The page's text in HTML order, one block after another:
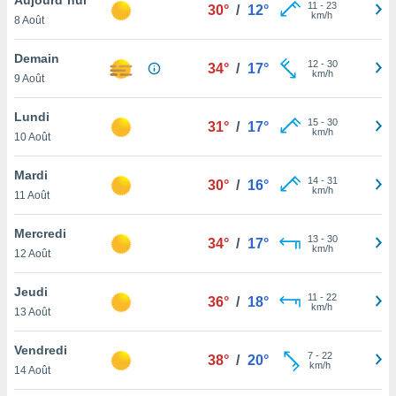
et
»,
au
vous
qu'ils
ou
le
ainsi
un
la
du
8 Août
30° / 12° 11 - 23
km/h
Demain
9 Août
34° / 17° 12- 30
km/h
Lundi
10 Août
31° / 17° 15- 30
km/h
Mardi
11 Août
30° / 16° 14- 31
km/h
Mercredi
12 Août
34° / 17° 13- 30
km/h
Jeudi
13 Août
36° / 18° 11 - 22
km/h
Vendredi
14 Août
38° / 20° 7- 22
km/h